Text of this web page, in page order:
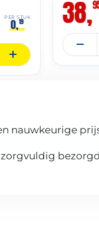
PER STUK
0,19 38,
nauwkeurige